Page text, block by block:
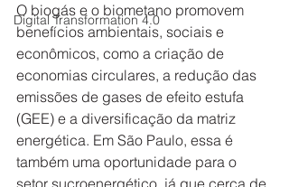
Digital Transformation 4.0
O biogás e o biometano promovem
benefícios ambientais, sociais e
econômicos, como a criação de
economias circulares, a redução das
emissões de gases de efeito estufa
(GEE) e a diversificação da matriz
energética. Em São Paulo, essa é
também uma oportunidade para o
setor sucroenergético, já que cerca de